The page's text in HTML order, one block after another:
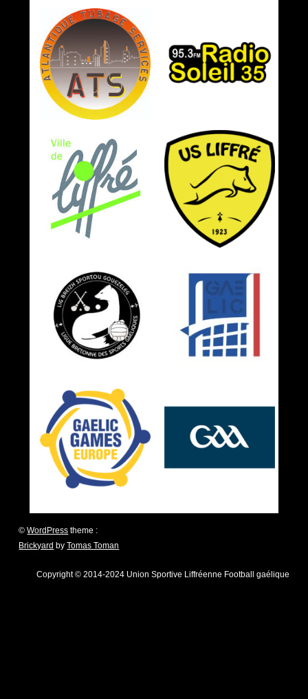
©WordPress theme :
Brickyard byTomas Toman
Copyright © 2014-2024 Union Sportive Liffréenne Football gaélique